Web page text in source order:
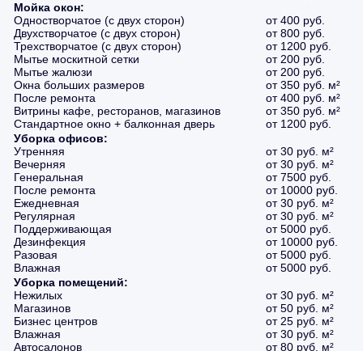
Мойка окон:
Одностворчатое (с двух сторон)
от 400 руб.
Двухстворчатое (с двух сторон)
от 800 руб.
Трехстворчатое (с двух сторон)
от 1200 руб.
Мытье москитной сетки
от 200 руб.
Мытье жалюзи
от 200 руб.
Окна больших размеров
от 350 руб. м²
После ремонта
от 400 руб. м²
Витрины кафе, ресторанов, магазинов
от 350 руб. м²
Стандартное окно + балконная дверь
от 1200 руб.
Уборка офисов:
Утренняя
от 30 руб. м²
Вечерняя
от 30 руб. м²
Генеральная
от 7500 руб.
После ремонта
от 10000 руб.
Ежедневная
от 30 руб. м²
Регулярная
от 30 руб. м²
Поддерживающая
от 5000 руб.
Дезинфекция
от 10000 руб.
Разовая
от 5000 руб.
Влажная
от 5000 руб.
Уборка помещений:
Нежилых
от 30 руб. м²
Магазинов
от 50 руб. м²
Бизнес центров
от 25 руб. м²
Влажная
от 30 руб. м²
Автосалонов
от 80 руб. м²